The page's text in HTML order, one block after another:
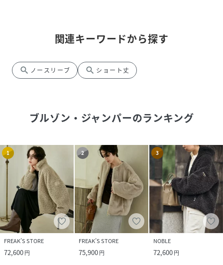
関連キーワードから探す
search ノースリーブ search ショート丈
ブルゾン・ジャンパーのランキング
1
FREAK’S STORE
72,600円
2
FREAK’S STORE
75,900円
3
NOBLE
72,600円